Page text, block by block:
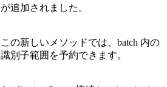
が追加されました。
この新しいメソッドでは、batch 内の
識別子範囲を予約できます。